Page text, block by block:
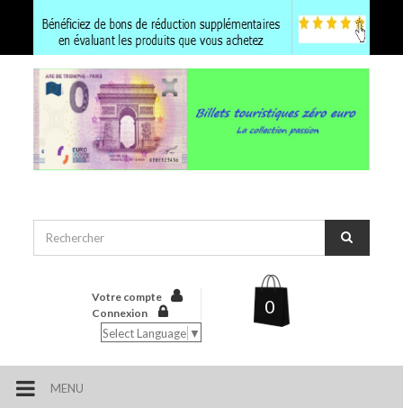
0
Votre compte
Connexion
Select Language ▼
MENU